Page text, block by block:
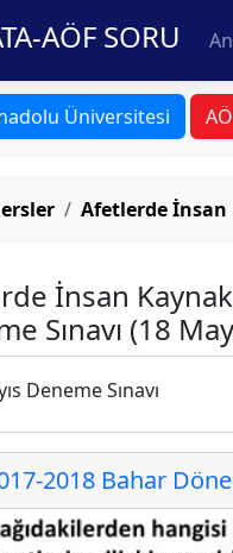
AÖF SORU
Üniversitesi
Afetlerde İnsan
İnsan
Sınavı (18
Deneme Sınavı
2018 Bahar